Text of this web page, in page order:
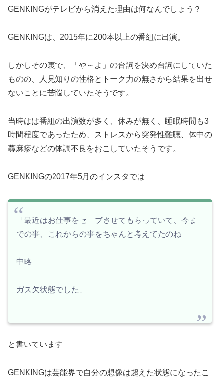
GENKINGがテレビから消えた理由は何なんでしょう？
GENKINGは、2015年に200本以上の番組に出演。
しかしその裏で、「や～よ」の台詞を決め台詞にしていた
ものの、人見知りの性格とトーク力の無さから結果を出せ
ないことに苦悩していたそうです。
当時はは番組の出演数が多く、休みが無く、睡眠時間も3
時間程度であったため、ストレスから突発性難聴、体中の
蕁麻疹などの体調不良をおこしていたそうです。
GENKINGの2017年5月のインスタでは
「最近はお仕事をセーブさせてもらっていて、今ま
での事、これからの事をちゃんと考えてたのね
中略
ガス欠状態でした」
と書いています
GENKINGは芸能界で自分の想像は超えた状態になったこ